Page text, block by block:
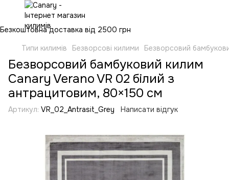
Безкоштовна доставка від 2500 грн
Типи килимів
Безворсові килими Безворсовий
Безворсовий бамбуковий килим
Canary Verano VR 02 білий з
антрацитовим, 80×150 см
Артикул: VR_02_Antrasit_Grey Написати відгук